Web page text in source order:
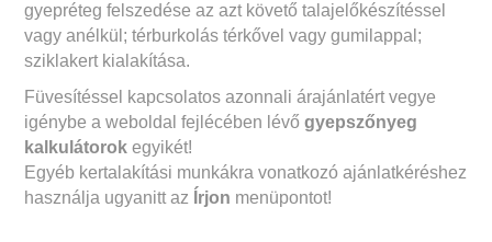
gyepréteg felszedése az azt követő talajelőkészítéssel
vagy anélkül; térburkolás térkővel vagy gumilappal;
sziklakert kialakítása.
Füvesítéssel kapcsolatos azonnali árajánlatért vegye
igénybe a weboldal fejlécében lévőgyepszőnyeg
kalkulátorok egyikét!
Egyéb kertalakítási munkákra vonatkozó ajánlatkéréshez
használja ugyanitt az Írjon menüpontot!